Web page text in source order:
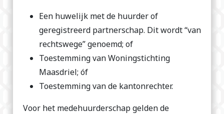
Een huwelijk met de huurder of
geregistreerd partnerschap. Ditwordt“van
rechtswege” genoemd; of
Toestemming van Woningstichting
Maasdriel; óf
Toestemming van de kantonrechter.
Voor het medehuurderschap gelden de